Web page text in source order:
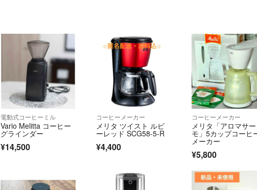
電動式コーヒーミル
Vario Melitta コーヒー
グラインダー
¥14,500
コーヒーメーカー
メリタ ツイスト ルビ
ーレッド SCG58-5-R
¥4,400
コーヒーメーカー
メリタ「アロマサー
モ」5カップコーヒ
メーカー
¥5,800